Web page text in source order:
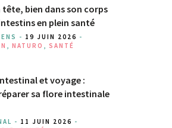
tête, bien dans son corps
en plein santé
- 19 JUIN 2026 -
, NATURO , SANTÉ
et voyage :
sa flore intestinale
- 11 JUIN 2026 -